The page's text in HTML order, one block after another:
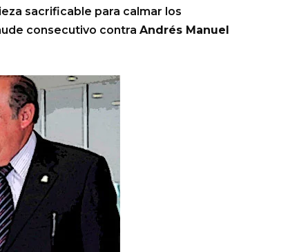
sacrificable para calmar los
consecutivo contra Andrés Manuel